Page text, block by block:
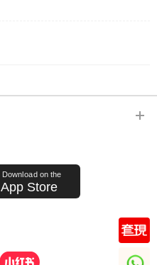
Download on the
App Store